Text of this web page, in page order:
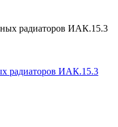
радиаторов ИАК.15.3